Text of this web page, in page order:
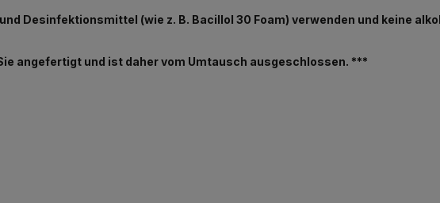
Desinfektionsmittel (wie z. B. Bacillol 30 Foam) verwenden und keine
angefertigt und ist daher vom Umtausch ausgeschlossen. ***